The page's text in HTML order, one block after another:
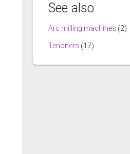
See also
Arc milling machines (2)
Tenoners (17)